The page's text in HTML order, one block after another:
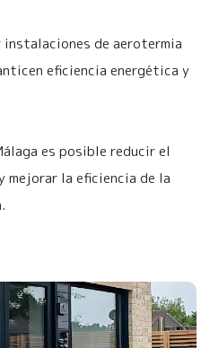
de aerotermia
eficiencia energética y
es posible reducir el
la eficiencia de la